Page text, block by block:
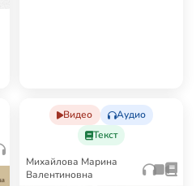
Видео
Аудио
Текст
Михайлова Марина
Валентиновна